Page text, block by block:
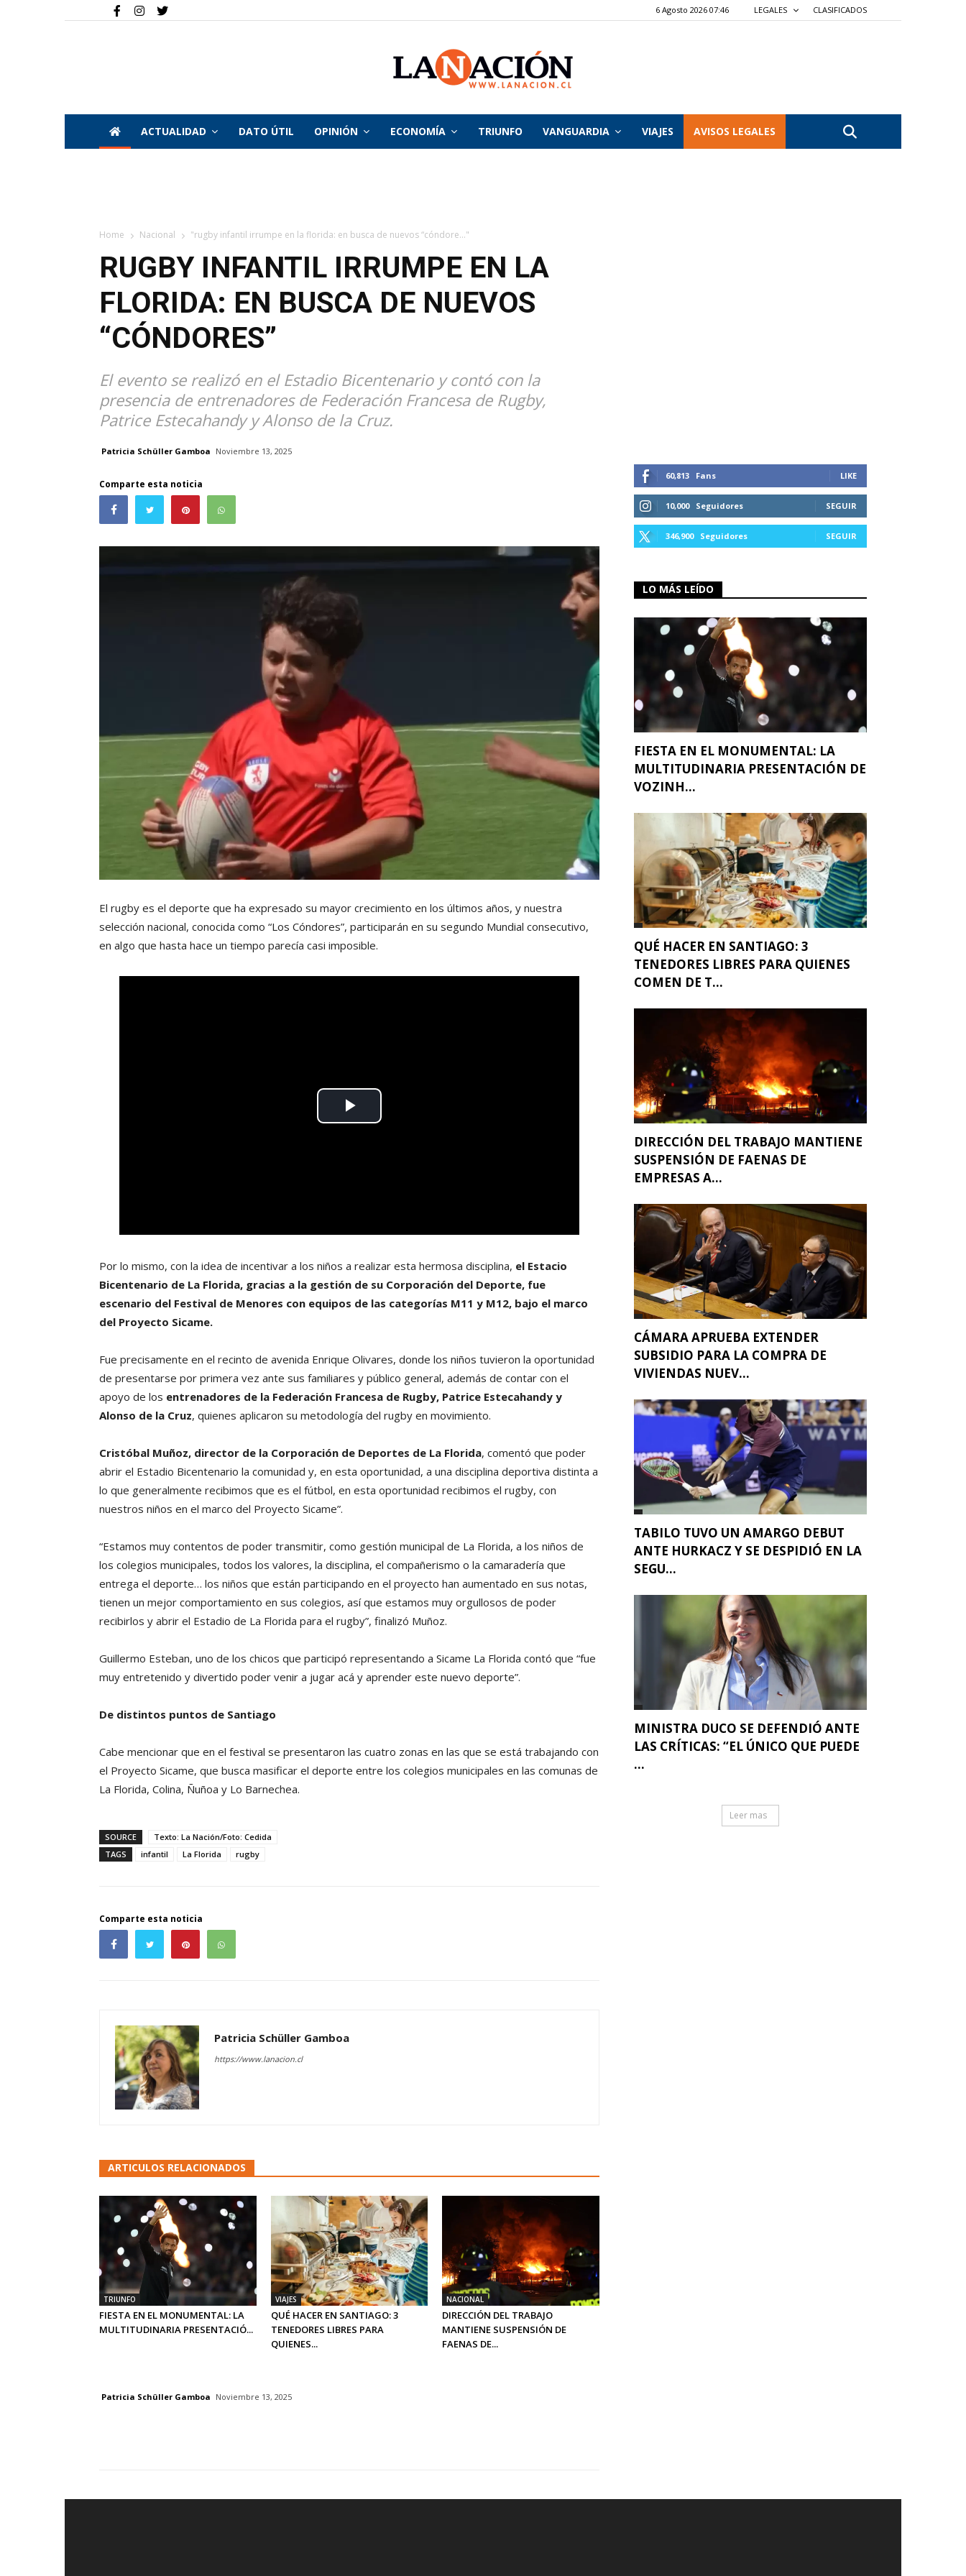
6 Agosto 2026 07:46 LEGALES CLASIFICADOS
La
ACTUALIDAD DATO ÚTIL OPINIÓN ECONOMÍA TRIUNFO VANGUARDIA VIAJES AVISOS LEGALES
Home Nacional "rugby infantil irrumpe en la florida: en busca de nuevos “cóndore..."
RUGBY INFANTIL IRRUMPE EN LA
FLORIDA: EN BUSCA DE NUEVOS
“CÓNDORES”
El evento se realizó en el Estadio Bicentenario y contó con la
presencia de entrenadores de Federación Francesa de Rugby,
Patrice Estecahandy y Alonso de la Cruz.
Patricia Schüller Gamboa Noviembre 13, 2025
Comparte esta noticia
El rugby es el deporte que ha expresado su mayor crecimiento en los últimos años, y nuestra
selección nacional, conocida como “Los Cóndores”, participarán en su segundo Mundial consecutivo,
en algo que hasta hace un tiempo parecía casi imposible.
Por lo mismo, con la idea de incentivar a los niños a realizar esta hermosa disciplina, el Estacio
Bicentenario de La Florida, gracias a la gestión de su Corporación del Deporte, fue
escenario del Festival de Menores con equipos de las categorías M11 y M12, bajo el marco
del Proyecto Sicame.
Fue precisamente en el recinto de avenida Enrique Olivares, donde los niños tuvieron la oportunidad
de presentarse por primera vez ante sus familiares y público general, además de contar con el
apoyo de los entrenadores de la Federación Francesa de Rugby, Patrice Estecahandy y
Alonso de la Cruz, quienes aplicaron su metodología del rugby en movimiento.
Cristóbal Muñoz, director de la Corporación de Deportes de La Florida, comentó que poder
abrir el Estadio Bicentenario la comunidad y, en esta oportunidad, a una disciplina deportiva distinta a
lo que generalmente recibimos que es el fútbol, en esta oportunidad recibimos el rugby, con
nuestros niños en el marco del Proyecto Sicame”.
“Estamos muy contentos de poder transmitir, como gestión municipal de La Florida, a los niños de
los colegios municipales, todos los valores, la disciplina, el compañerismo o la camaradería que
entrega el deporte… los niños que están participando en el proyecto han aumentado en sus notas,
tienen un mejor comportamiento en sus colegios, así que estamos muy orgullosos de poder
recibirlos y abrir el Estadio de La Florida para el rugby”, finalizó Muñoz.
Guillermo Esteban, uno de los chicos que participó representando a Sicame La Florida contó que “fue
muy entretenido y divertido poder venir a jugar acá y aprender este nuevo deporte”.
De distintos puntos de Santiago
Cabe mencionar que en el festival se presentaron las cuatro zonas en las que se está trabajando con
el Proyecto Sicame, que busca masificar el deporte entre los colegios municipales en las comunas de
La Florida, Colina, Ñuñoa y Lo Barnechea.
SOURCE
Texto: La Nación/Foto: Cedida
TAGS
infantil La Florida rugby
Comparte esta noticia
Patricia Schüller Gamboa
https://www.lanacion.cl
ARTICULOS RELACIONADOS
TRIUNFO
FIESTA EN EL MONUMENTAL: LA
MULTITUDINARIA PRESENTACIÓ...
VIAJES
QUÉ HACER EN SANTIAGO: 3
TENEDORES LIBRES PARA
QUIENES...
NACIONAL
DIRECCIÓN DEL TRABAJO
MANTIENE SUSPENSIÓN DE
FAENAS DE...
60,813 Fans LIKE
10,000 Seguidores SEGUIR
346,900 Seguidores SEGUIR
LO MÁS LEÍDO
FIESTA EN EL MONUMENTAL: LA
MULTITUDINARIA PRESENTACIÓN DE
VOZINH...
QUÉ HACER EN SANTIAGO: 3
TENEDORES LIBRES PARA QUIENES
COMEN DE T...
DIRECCIÓN DEL TRABAJO MANTIENE
SUSPENSIÓN DE FAENAS DE
EMPRESAS A...
CÁMARA APRUEBA EXTENDER
SUBSIDIO PARA LA COMPRA DE
VIVIENDAS NUEV...
TABILO TUVO UN AMARGO DEBUT
ANTE HURKACZ Y SE DESPIDIÓ EN LA
SEGU...
MINISTRA DUCO SE DEFENDIÓ ANTE
LAS CRÍTICAS: “EL ÚNICO QUE PUEDE
...
Leer mas
Patricia Schüller Gamboa Noviembre 13, 2025